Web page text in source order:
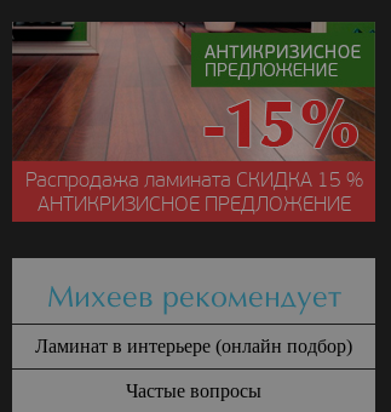
Распродажа ламината СКИДКА15 %
АНТИКРИЗИСНОЕ ПРЕДЛОЖЕНИЕ
Михеев рекомендует
Ламинат в интерьере (онлайн подбор)
Частые вопросы